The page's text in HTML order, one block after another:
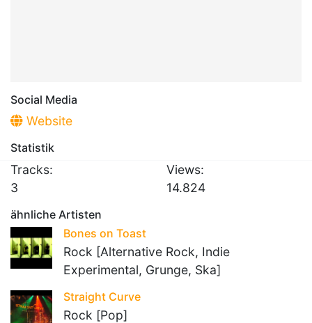
Social Media
Website
Statistik
Tracks:
3
Views:
14.824
ähnliche Artisten
Bones on Toast
Rock [Alternative Rock, Indie
Experimental, Grunge, Ska]
Straight Curve
Rock [Pop]